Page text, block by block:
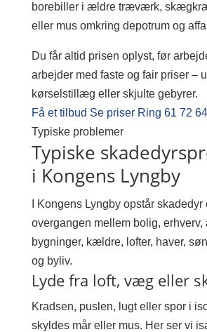
borebiller i ældre træværk,
eller mus omkring depotrum og
Du får altid prisen oplyst, før
arbejder med faste og fair priser –
kørselstillæg eller skjulte gebyrer.
Få et tilbud Se priser Ring 61 72
Typiske problemer
Typiske
i Kongens Lyngby
I Kongens Lyngby opstår skadedyr
overgangen mellem bolig,
bygninger, kældre, lofter, haver,
og byliv.
Lyde fra loft, væg eller
Kradsen, puslen, lugt eller spor i
skyldes mår eller mus. Her ser vi